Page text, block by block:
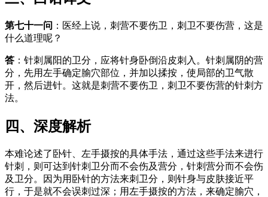
第七十一问 ：医经上说，刺营不要伤卫，刺卫不要伤营，这是
什么道理呢？
答 ：针刺属阳的卫分，应将针身卧倒沿皮刺入。针刺属阴的营
分，先用左手确定腧穴部位，并加以揉按，使局部的卫气散
开，然后进针。这就是刺营不要伤卫，刺卫不要伤营的针刺方
法。
四、深度解析
本难论述了卧针、左手摄按的具体手法，通过这些手法来进行
针刺，则可达到针刺卫分而不会伤及营分，针刺营分而不会伤
及卫分。因为用卧针的方法来刺卫分，则针身与皮肤接近平
行，于是就不会误刺过深；用左手摄按的方法，来确定腧穴，